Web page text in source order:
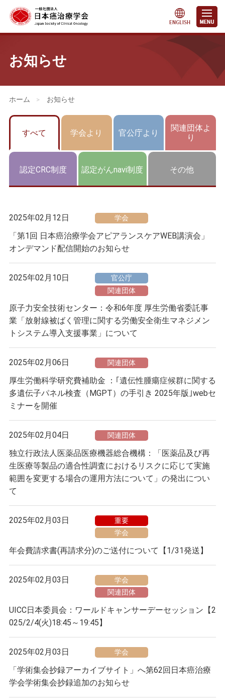
お知らせ
会員・医療関係の皆さまへ
> お知らせ
すべて 学会より 官公庁より
関連団体よ
り
認定CRC制度 認定がんnavi制度 その他
2025年02月12日 学会
「第1回 日本癌治療学会アピアランスケアWEB講演会」
オンデマンド配信開始のお知らせ
2025年02月10日
官公庁
関連団体
原子力安全技術センター：令和6年度 厚生労働省委託事
業「放射線被ばく管理に関する労働安全衛生マネジメン
トシステム導入支援事業」について
2025年02月06日 関連団体
厚生労働科学研究費補助金 ：｢遺伝性腫瘍症候群に関する
多遺伝子パネル検査（MGPT）の手引き 2025年版｣webセ
ミナーを開催
2025年02月04日 関連団体
独立行政法人医薬品医療機器総合機構：「医薬品及び再
生医療等製品の適合性調査におけるリスクに応じて実施
範囲を変更する場合の運用方法について」の発出につい
て
2025年02月03日
重要
学会
年会費請求書(再請求分)のご送付について【1/31発送】
2025年02月03日
学会
関連団体
UICC日本委員会：ワールドキャンサーデーセッション【2
025/2/4(火)18:45～19:45】
2025年02月03日 学会
「学術集会抄録アーカイブサイト」へ第62回日本癌治療
学会学術集会抄録追加のお知らせ